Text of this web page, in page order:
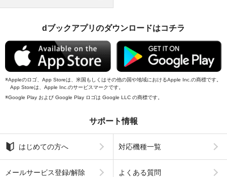
dブックアプリのダウンロードはコチラ
Appleのロゴ、App Storeは、米国もしくはその他の国や地域におけるApple Inc.の商標です。
App Storeは、Apple Inc.のサービスマークです。
Google Play および Google Play ロゴは Google LLC の商標です。
サポート情報
はじめての方へ 対応機種一覧
メールサービス登録/解除 よくある質問